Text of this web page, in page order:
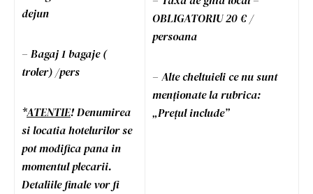
dejun
– Bagaj 1 bagaje (
troler) /pers
*ATENTIE! Denumirea
si locatia hotelurilor se
pot modifica pana in
momentul plecarii.
Detaliile finale vor fi
OBLIGATORIU 20 € /
persoana
– Alte cheltuieli ce nu sunt
menționate la rubrica:
„Prețul include”